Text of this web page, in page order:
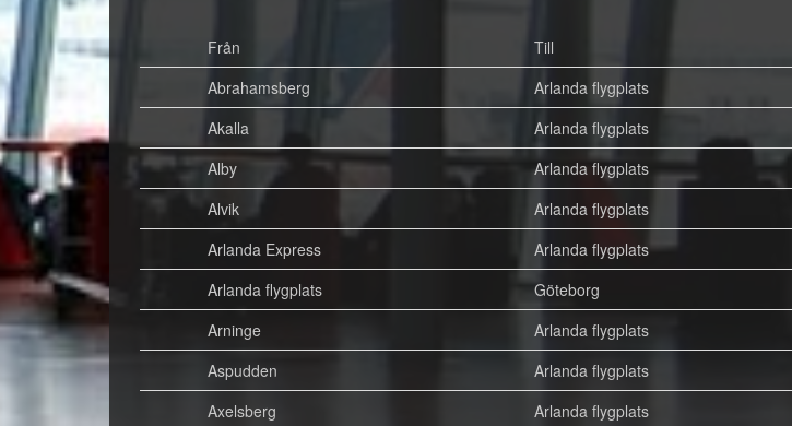
Från Till
Abrahamsberg
Arlanda flygplats
Akalla
Arlanda flygplats
Alby
Arlanda flygplats
Alvik
Arlanda flygplats
Arlanda Express
Arlanda flygplats
Arlanda flygplats
Göteborg
Arninge
Arlanda flygplats
Aspudden
Arlanda flygplats
Axelsberg
Arlanda flygplats